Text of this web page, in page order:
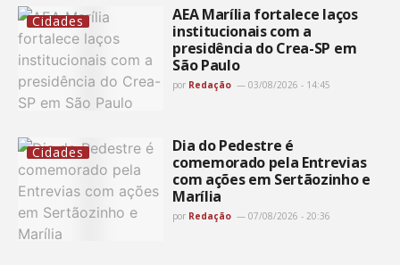
Cidades
AEA Marília fortalece laços
institucionais com a
presidência do Crea-SP em
São Paulo
por Redação 03/08/2026 - 14:45
Cidades
Dia do Pedestre é
comemorado pela Entrevias
com ações em Sertãozinho e
Marília
por Redação 07/08/2026 - 20:36